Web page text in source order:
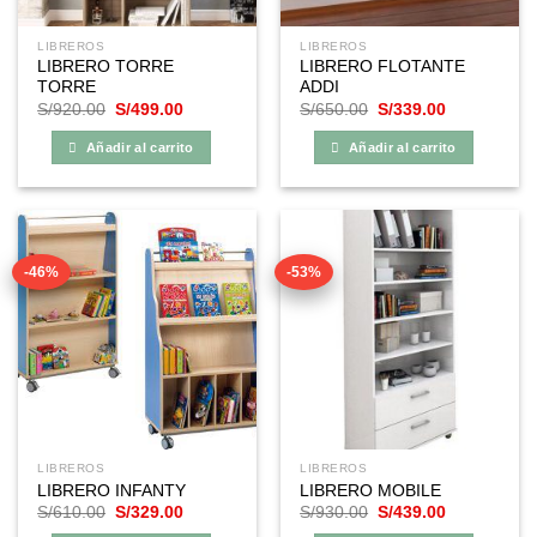
LIBREROS
LIBRERO TORRE
TORRE
S/920.00 El
original
era:
S/499.00El
es:
Añadir al carrito
LIBREROS
LIBRERO FLOTANTE
ADDI
S/650.00 El
original
era:
S/339.00El
es:
Añadir al carrito
-46%
LIBREROS
LIBRERO INFANTY
S/610.00 El
S/329.00El
-53%
LIBREROS
LIBRERO MOBILE
S/930.00 El
S/439.00El